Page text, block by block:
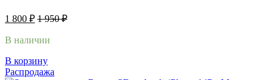
1 800 ₽ 1 950₽
В наличии
В корзину
Распродажа